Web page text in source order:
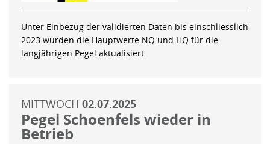
Unter Einbezug der validierten Daten bis einschliesslich
2023 wurden die Hauptwerte NQ und HQ für die
langjährigen Pegel aktualisiert.
MITTWOCH 02.07.2025
Pegel Schoenfels wieder in
Betrieb